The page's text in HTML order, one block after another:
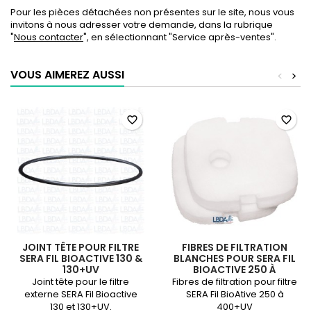
Pour les pièces détachées non présentes sur le site, nous vous
invitons à nous adresser votre demande, dans la rubrique
"Nous contacter", en sélectionnant "Service après-ventes".
VOUS AIMEREZ AUSSI >
<
JOINT TÊTE POUR FILTRE
SERA FIL BIOACTIVE 130 &
130+UV
Joint tête pour le filtre
externe SERA Fil Bioactive
130 et 130+UV.
favorite_border
FIBRES DE FILTRATION
BLANCHES POUR SERA FIL
BIOACTIVE 250 À
400+UVC
Fibres de filtration pour filtre
SERA Fil BioAtive 250 à
400+UV
favorite_border